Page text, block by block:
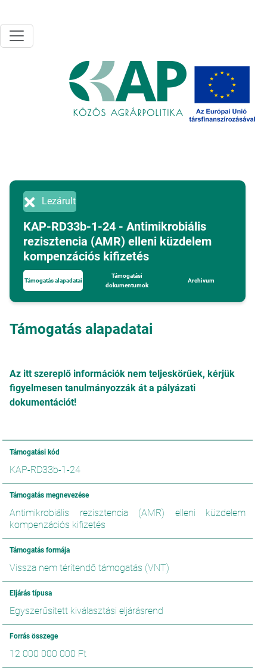
Lezárult
KAP-RD33b-1-24 - Antimikrobiális
rezisztencia (AMR) elleni küzdelem
kompenzációs kifizetés
Támogatás alapadatai
Támogatási
dokumentumok
Archivum
Támogatás alapadatai
Az itt szereplő információk nem teljeskörűek, kérjük
figyelmesen tanulmányozzák át a pályázati
dokumentációt!
Támogatási kód
KAP-RD33b-1-24
Támogatás megnevezése
Antimikrobiális rezisztencia (AMR) elleni küzdelem
kompenzációs kifizetés
Támogatás formája
Vissza nem térítendő támogatás (VNT)
Eljárás típusa
Egyszerűsített kiválasztási eljárásrend
Forrás összege
12 000 000 000 Ft